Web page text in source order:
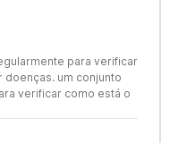
para verificar
um conjunto
verificar como está o